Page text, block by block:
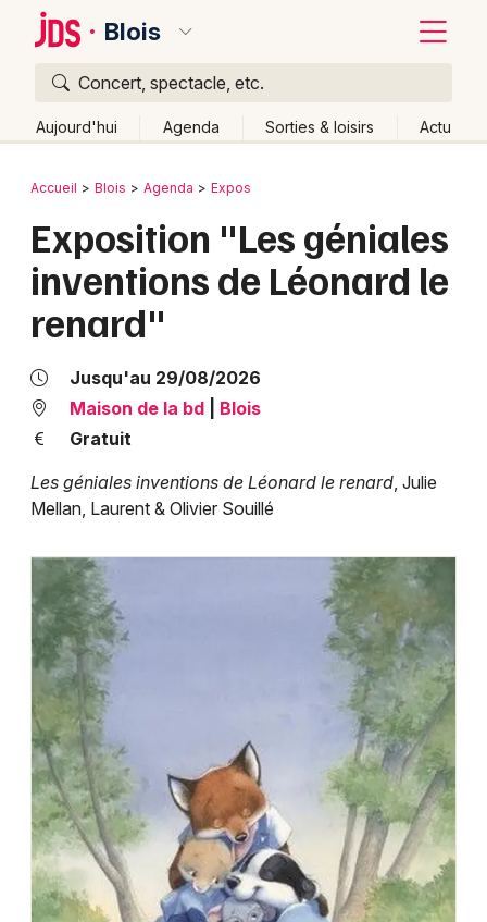
Blois
Concert, spectacle, etc.
Aujourd'hui Agenda Sorties & loisirs Actu
Publier un événement
Grands événements
Activité & Expérience
Manifestations
Foires & salons
Concerts
Sports
Soirées
Sorties famille
Expos
Sorties & loisirs
Expos dans le Loir-et-Cher
Bordeaux
Colmar
Lille
Marseille
Mulhouse
Montpellier
Nice
Paris
Strasbourg
Toulouse
Toutes les villes
Retour
Accueil Blois Agenda Expos
Exposition "Les géniales
inventions de Léonard le
renard"
Jusqu'au 29/08/2026
Maison de la bd
Blois
Gratuit
Les géniales inventions de Léonard le renard, Julie
Mellan, Laurent & Olivier Souillé
Quoi ?
Où ?
Près de moi
Changer de lieu
Quand ?
Effacer les dates
Aujourd'hui
Demain